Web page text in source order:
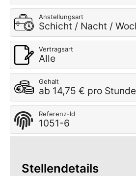
Anstellungsart
Schicht / Nacht /
Vertragsart
Alle
Gehalt
ab 14,75 € pro Stunde
Referenz-Id
1051-6
Stellendetails